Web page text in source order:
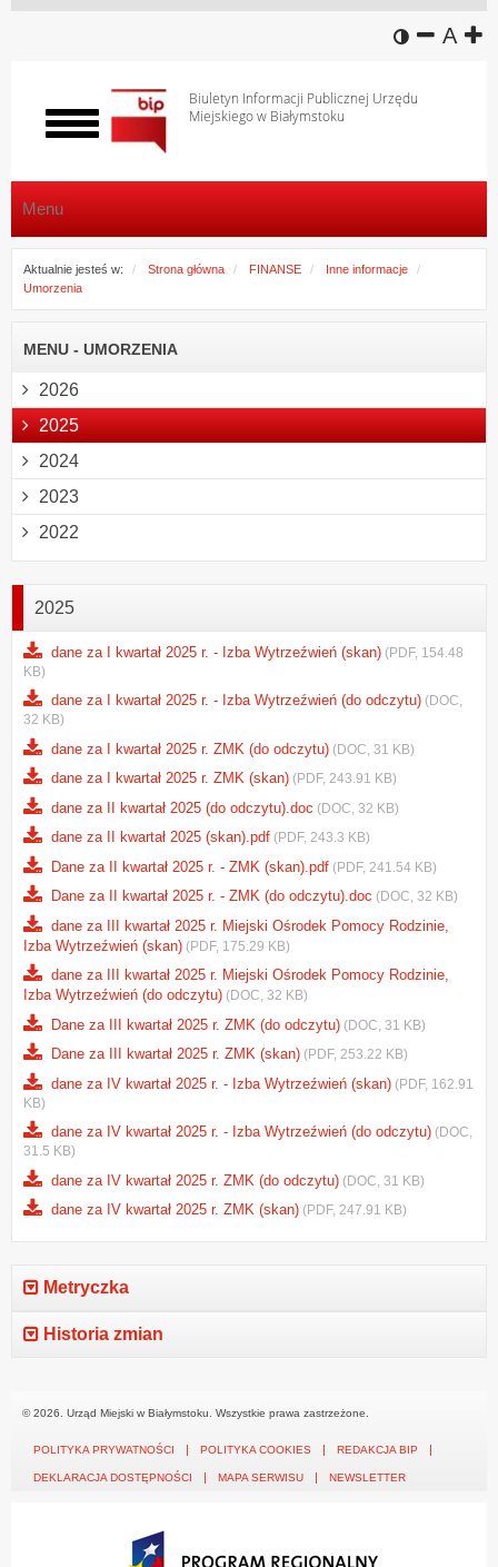
wersja
A
Biuletyn Informacji Publicznej Urzędu
Miejskiego w Białymstoku
Włącz
menu
Menu
Aktualnie jesteś w: Strona główna FINANSE
Inne informacje
Umorzenia
MENU - UMORZENIA
2026
2025
2024
2023
2022
2025
dane za I kwartał 2025 r. - Izba Wytrzeźwień (skan) (PDF, 154.48
KB)
dane za I kwartał 2025 r. - Izba Wytrzeźwień (do odczytu) (DOC,
32 KB)
dane za I kwartał 2025 r. ZMK (do odczytu) (DOC, 31 KB)
dane za I kwartał 2025 r. ZMK (skan) (PDF, 243.91 KB)
dane za II kwartał 2025 (do odczytu).doc (DOC, 32 KB)
dane za II kwartał 2025 (skan).pdf (PDF, 243.3 KB)
Dane za II kwartał 2025 r. - ZMK (skan).pdf (PDF, 241.54 KB)
Dane za II kwartał 2025 r. - ZMK (do odczytu).doc (DOC, 32 KB)
dane za III kwartał 2025 r. Miejski Ośrodek Pomocy Rodzinie,
Izba Wytrzeźwień (skan) (PDF, 175.29 KB)
dane za III kwartał 2025 r. Miejski Ośrodek Pomocy Rodzinie,
Izba Wytrzeźwień (do odczytu) (DOC, 32 KB)
Dane za III kwartał 2025 r. ZMK (do odczytu) (DOC, 31 KB)
Dane za III kwartał 2025 r. ZMK (skan) (PDF, 253.22 KB)
dane za IV kwartał 2025 r. - Izba Wytrzeźwień (skan) (PDF, 162.91
KB)
dane za IV kwartał 2025 r. - Izba Wytrzeźwień (do odczytu) (DOC,
31.5 KB)
dane za IV kwartał 2025 r. ZMK (do odczytu) (DOC, 31 KB)
dane za IV kwartał 2025 r. ZMK (skan) (PDF, 247.91 KB)
Metryczka
Historia zmian
© 2026. Urząd Miejski w Białymstoku. Wszystkie prawa zastrzeżone.
POLITYKA PRYWATNOŚCI POLITYKA COOKIES REDAKCJA BIP
DEKLARACJA DOSTĘPNOŚCI MAPA SERWISU NEWSLETTER